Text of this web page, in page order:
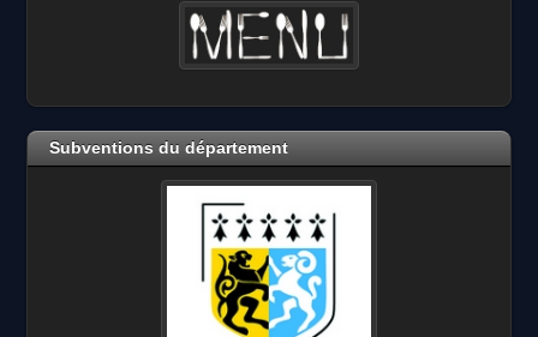
Subventions du département